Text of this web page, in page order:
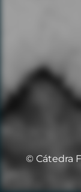
© Cátedra